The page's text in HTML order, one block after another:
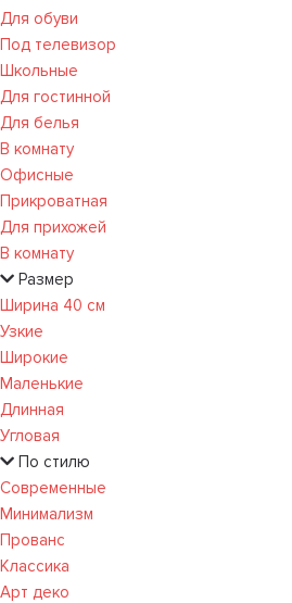
Для обуви
Под телевизор
Школьные
Для гостинной
Для белья
В комнату
Офисные
Прикроватная
Для прихожей
В комнату
Размер
Ширина 40 см
Узкие
Широкие
Маленькие
Длинная
Угловая
По стилю
Современные
Минимализм
Прованс
Классика
Арт деко